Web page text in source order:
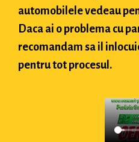
automobilele vedeau
Daca ai o problema cu
recomandam sa il
pentru tot procesul.